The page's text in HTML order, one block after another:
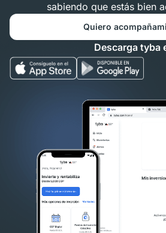
sabiendo que estás bien
Quiero
Descarga tyba